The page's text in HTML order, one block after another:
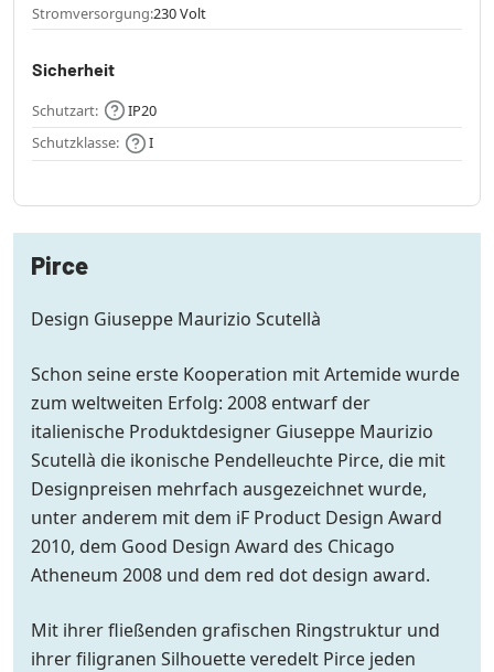
Stromversorgung:230 Volt
Sicherheit
Schutzart:
IP20
Schutzklasse:
I
Pirce
Design Giuseppe Maurizio Scutellà
Schon seine erste Kooperation mit Artemide wurde
zum weltweiten Erfolg: 2008 entwarf der
italienische Produktdesigner Giuseppe Maurizio
Scutellà die ikonische Pendelleuchte Pirce, die mit
Designpreisen mehrfach ausgezeichnet wurde,
unter anderem mit dem iF Product Design Award
2010, dem Good Design Award des Chicago
Atheneum 2008 und dem red dot design award.
Mit ihrer fließenden grafischen Ringstruktur und
ihrer filigranen Silhouette veredelt Pirce jeden